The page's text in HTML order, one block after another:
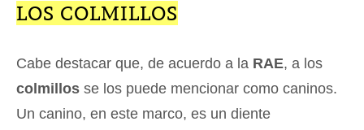
LOS COLMILLOS
Cabe destacar que, de acuerdo a la RAE, a los
colmillos se los puede mencionar como caninos.
Un canino, en este marco, es un diente